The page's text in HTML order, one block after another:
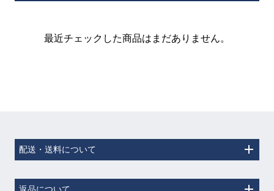
最近チェックした商品はまだありません。
配送・送料について